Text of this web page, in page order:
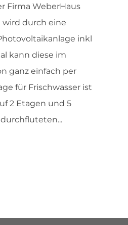
Firma WeberHaus
wird durch eine
inkl
kann diese im
ganz einfach per
für Frischwasser ist
2 Etagen und 5